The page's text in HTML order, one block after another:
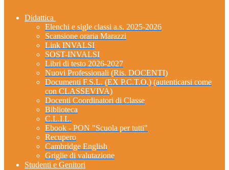
Didattica
Elenchi e sigle classi a.s. 2025-2026
Scansione oraria Marazzi
Link INVALSI
SOST-INVALSI
Libri di testo 2026-2027
Nuovi Professionali (Ris. DOCENTI)
Documenti F.S.L. (EX P.C.T.O.) (autenticarsi come
con CLASSEVIVA)
Docenti Coordinatori di Classe
Biblioteca
C.L.I.L.
Ebook - PON "Scuola per tutti"
Recupero
Cambridge English
Griglie di valutazione
Studenti e Genitori